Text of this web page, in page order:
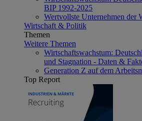
BIP 1992-2025
Wertvollste Unternehmen der
Wirtschaft & Politik
Themen
Weitere Themen
Wirtschaftswachstum:
und Stagnation - Daten &
Generation Z auf dem
Top Report